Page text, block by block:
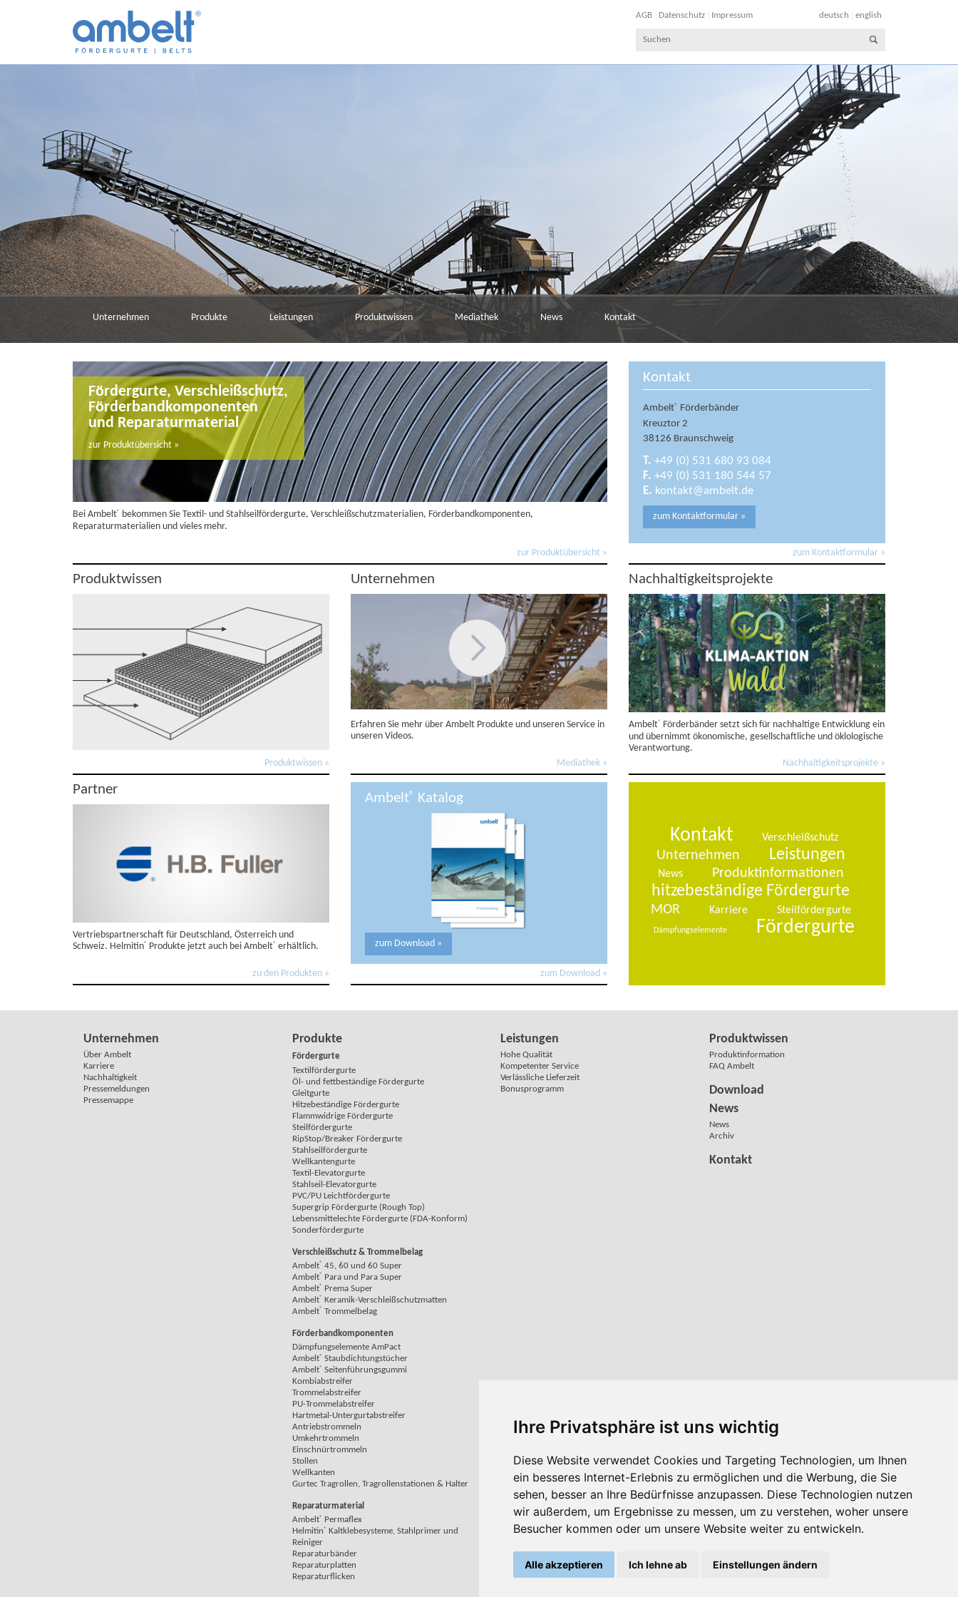
Ihre Privatsphäre ist uns wichtig
Diese Website verwendet Cookies und Targeting Technologien, um Ihnen
ein besseres Internet-Erlebnis zu ermöglichen und die Werbung, die Sie
sehen, besser an Ihre Bedürfnisse anzupassen. Diese Technologien nutzen
wir außerdem, um Ergebnisse zu messen, um zu verstehen, woher unsere
Besucher kommen oder um unsere Website weiter zu entwickeln.
Alle akzeptieren Ich lehne ab Einstellungen ändern
deutsch english
AGB Datenschutz Impressum
Unternehmen Produkte Leistungen Produktwissen Mediathek News Kontakt
Fördergurte, Verschleißschutz,
Förderbandkomponenten
und Reparaturmaterial
zur Produktübersicht »
Bei Ambelt®
bekommen Sie Textil- und Stahlseilfördergurte, Verschleißschutzmaterialien, Förderbandkomponenten,
Reparaturmaterialien und vieles mehr.
zur Produktübersicht »
Kontakt
Ambelt®
Förderbänder
Kreuztor 2
38126 Braunschweig
T. +49 (0) 531 680 93 084
F. +49 (0) 531 180 544 57
E. kontakt@ambelt.de
zum Kontaktformular »
zum Kontaktformular »
Produktwissen
Produktwissen »
Unternehmen
Erfahren Sie mehr über Ambelt Produkte und unseren Service in
unseren Videos.
Mediathek »
Nachhaltigkeitsprojekte
Ambelt®
Förderbänder setzt sich für nachhaltige Entwicklung ein
und übernimmt ökonomische, gesellschaftliche und öklologische
Verantwortung.
Nachhaltigkeitsprojekte »
Partner
Vertriebspartnerschaft für Deutschland, Österreich und
Schweiz. Helmitin® Produkte jetzt auch bei Ambelt® erhältlich.
zu den Produkten »
Ambelt® Katalog
zum Download »
zum Download »
Kontakt Verschleißschutz
Unternehmen Leistungen
News Produktinformationen
hitzebeständige Fördergurte
MOR Karriere Steilfördergurte
Dämpfungselemente Fördergurte
Unternehmen
Über Ambelt
Karriere
Nachhaltigkeit
Pressemeldungen
Pressemappe
Produkte
Fördergurte
Textilfördergurte
Öl- und fettbeständige Fördergurte
Gleitgurte
Hitzebeständige Fördergurte
Flammwidrige Fördergurte
Steilfördergurte
RipStop/Breaker Fördergurte
Stahlseilfördergurte
Wellkantengurte
Textil-Elevatorgurte
Stahlseil-Elevatorgurte
PVC/PU Leichtfördergurte
Supergrip Fördergurte (Rough Top)
Lebensmittelechte Fördergurte (FDA-Konform)
Sonderfördergurte
Verschleißschutz & Trommelbelag
Ambelt® 45, 60 und 60 Super
Ambelt®
Para und Para Super
Ambelt®
Prema Super
Ambelt® Keramik-Verschleißschutzmatten
Ambelt® Trommelbelag
Förderbandkomponenten
Dämpfungselemente AmPact
Ambelt® Staubdichtungstücher
Ambelt® Seitenführungsgummi
Kombiabstreifer
Trommelabstreifer
PU-Trommelabstreifer
Hartmetal-Untergurtabstreifer
Antriebstrommeln
Umkehrtrommeln
Einschnürtrommeln
Stollen
Wellkanten
Gurtec Tragrollen, Tragrollenstationen & Halter
Reparaturmaterial
Ambelt®
Permaflex
Helmitin®
Kaltklebesysteme, Stahlprimer und
Reiniger
Reparaturbänder
Reparaturplatten
Reparaturflicken
Leistungen
Hohe Qualität
Kompetenter Service
Verlässliche Lieferzeit
Bonusprogramm
Produktwissen
Produktinformation
FAQ Ambelt
Download
News
News
Archiv
Kontakt